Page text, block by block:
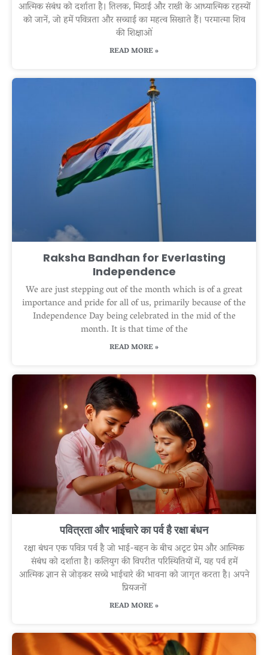
आत्मिक संबंध को दर्शाता है। तिलक, मिठाई और राखी के आध्यात्मिक रहस्यों
को जानें, जो हमें पवित्रता और सच्चाई का महत्व सिखाते हैं। परमात्मा शिव
की शिक्षाओं
READ MORE »
Raksha Bandhan for Everlasting
Independence
We are just stepping out of the month which is of a great
importance and pride for all of us, primarily because of the
Independence Day being celebrated in the mid of the
month. It is that time of the
READ MORE »
पवित्रता और भाईचारे का पर्व है रक्षा बंधन
रक्षा बंधन एक पवित्र पर्व है जो भाई-बहन के बीच अटूट प्रेम और आत्मिक
संबंध को दर्शाता है। कलियुग की विपरीत परिस्थितियों में, यह पर्व हमें
आत्मिक ज्ञान से जोड़कर सच्चे भाईचारे की भावना को जागृत करता है। अपने
प्रियजनों
READ MORE »